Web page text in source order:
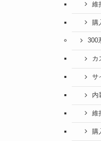
維
購
300
カ
サ
内
維
購